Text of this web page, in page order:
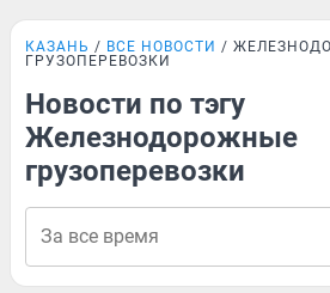
КАЗАНЬ ВСЕ НОВОСТИ
ГРУЗОПЕРЕВОЗКИ
Новости по тэгу
Железнодорожные
грузоперевозки